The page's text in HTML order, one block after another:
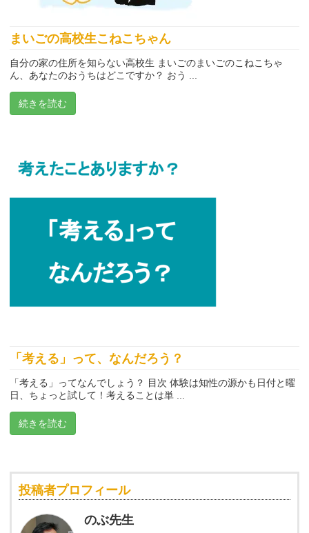
まいごの高校生こねこちゃん
自分の家の住所を知らない高校生 まいごのまいごのこねこちゃ
ん、あなたのおうちはどこですか？ おう ...
続きを読む
「考える」って、なんだろう？
「考える」ってなんでしょう？ 目次 体験は知性の源かも日付と曜
日、ちょっと試して！考えることは単 ...
続きを読む
投稿者プロフィール
のぶ先生